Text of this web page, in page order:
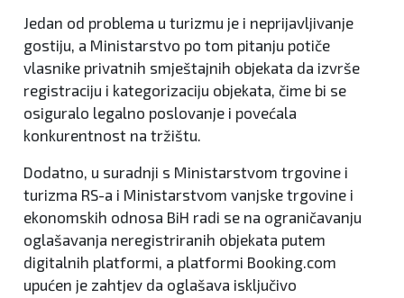
Jedan od problema u turizmu je i neprijavljivanje
gostiju, a Ministarstvo po tom pitanju potiče
vlasnike privatnih smještajnih objekata da izvrše
registraciju i kategorizaciju objekata, čime bi se
osiguralo legalno poslovanje i povećala
konkurentnost na tržištu.
Dodatno, u suradnji s Ministarstvom trgovine i
turizma RS-a i Ministarstvom vanjske trgovine i
ekonomskih odnosa BiH radi se na ograničavanju
oglašavanja neregistriranih objekata putem
digitalnih platformi, a platformi Booking.com
upućen je zahtjev da oglašava isključivo